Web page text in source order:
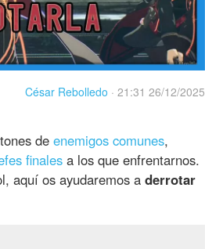
César Rebolledo · 21:31 26/12/2025
de enemigos comunes,
finales a los que enfrentarnos.
aquí os ayudaremos a derrotar